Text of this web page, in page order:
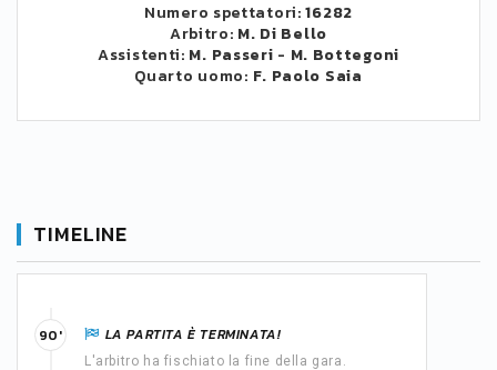
Numero spettatori:16282
Arbitro: M. Di Bello
Assistenti: M. Passeri - M. Bottegoni
Quarto uomo: F. Paolo Saia
TIMELINE
LA PARTITA È TERMINATA!
L'arbitro ha fischiato la fine della gara.
90'